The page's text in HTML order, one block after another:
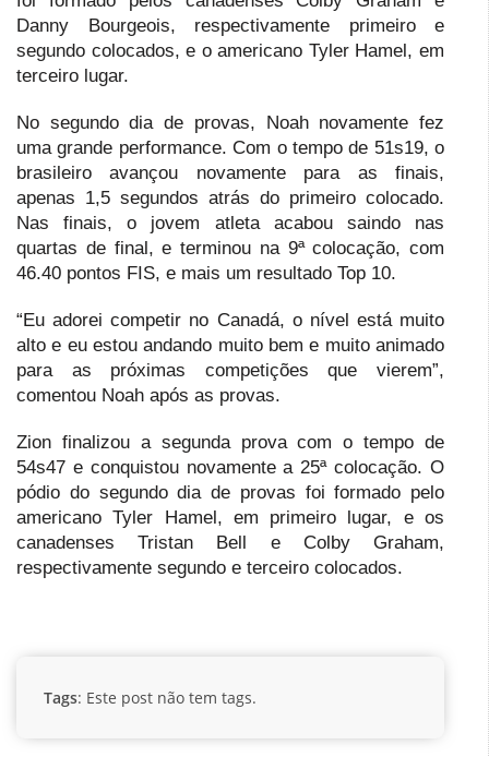
Danny Bourgeois, respectivamente primeiro e
segundo colocados, e o americano Tyler Hamel, em
terceiro lugar.
No segundo dia de provas, Noah novamente fez
uma grande performance. Com o tempo de 51s19, o
brasileiro avançou novamente para as finais,
apenas 1,5 segundos atrás do primeiro colocado.
Nas finais, o jovem atleta acabou saindo nas
quartas de final, e terminou na 9ª colocação, com
46.40 pontos FIS, e mais um resultado Top 10.
“Eu adorei competir no Canadá, o nível está muito
alto e eu estou andando muito bem e muito animado
para as próximas competições que vierem”,
comentou Noah após as provas.
Zion finalizou a segunda prova com o tempo de
54s47 e conquistou novamente a 25ª colocação. O
pódio do segundo dia de provas foi formado pelo
americano Tyler Hamel, em primeiro lugar, e os
canadenses Tristan Bell e Colby Graham,
respectivamente segundo e terceiro colocados.
Tags: Este post não tem tags.